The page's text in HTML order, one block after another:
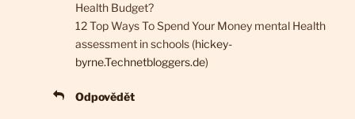
Health Budget?
12 Top Ways To Spend Your Money mental Health
assessment in schools (hickey-
byrne.Technetbloggers.de)
Odpovědět